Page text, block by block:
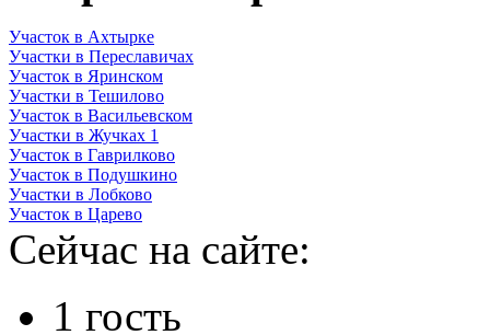
Участок в Ахтырке
Участки в Переславичах
Участок в Яринском
Участки в Тешилово
Участок в Васильевском
Участки в Жучках 1
Участок в Гаврилково
Участок в Подушкино
Участки в Лобково
Участок в Царево
Сейчас на сайте:
1 гость